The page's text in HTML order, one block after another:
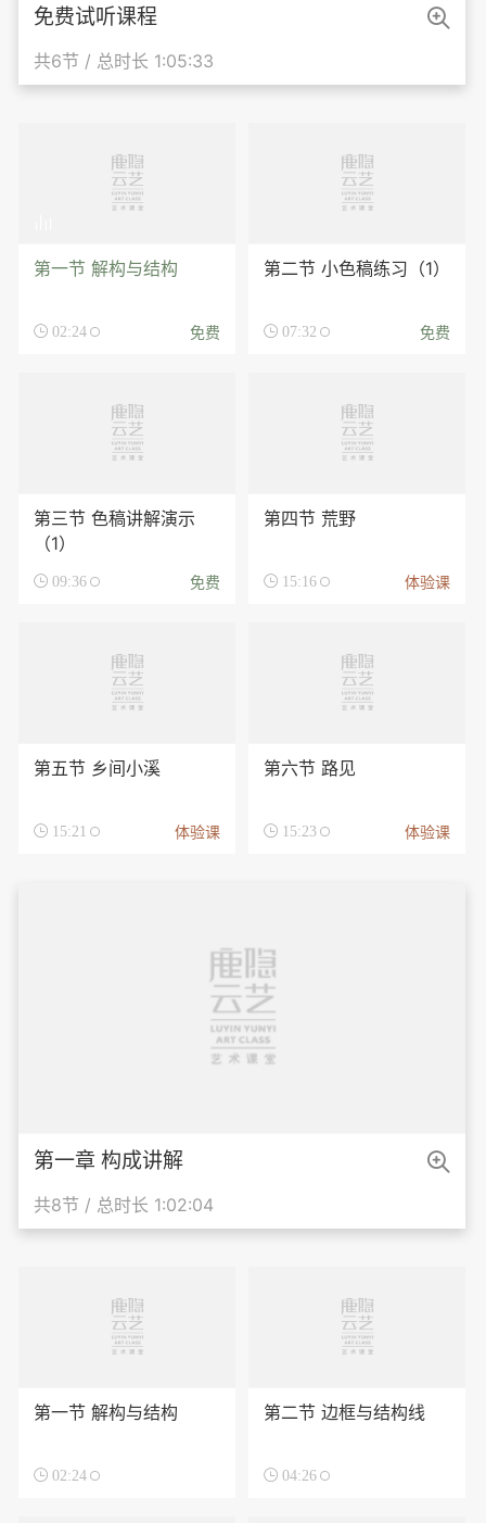
免费试听课程
共6节 / 总时长 1:05:33

第一节 解构与结构
 02:24 免费
第二节 小色稿练习（1）
 07:32 免费
第三节 色稿讲解演示
（1）
 09:36 免费
第四节 荒野
 15:16 体验课
第五节 乡间小溪
 15:21 体验课
第六节 路见
 15:23 体验课
第一章 构成讲解
共8节 / 总时长 1:02:04

第一节 解构与结构
 02:24
第二节 边框与结构线
 04:26